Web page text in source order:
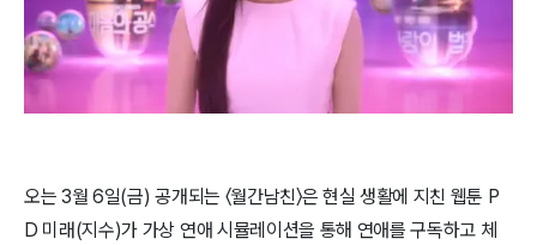
오는 3월 6일(금) 공개되는 〈월간남친​〉은 현실 생활에 지친 웹툰 P
D 미래(지수)가 가상 연애 시뮬레이션을 통해 연애를 구독하고 체